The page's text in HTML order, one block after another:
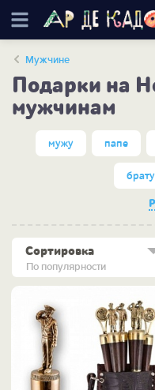
Мужчине
Подарки на
мужчинам
мужу папе
брату
По популярности
Сортировка